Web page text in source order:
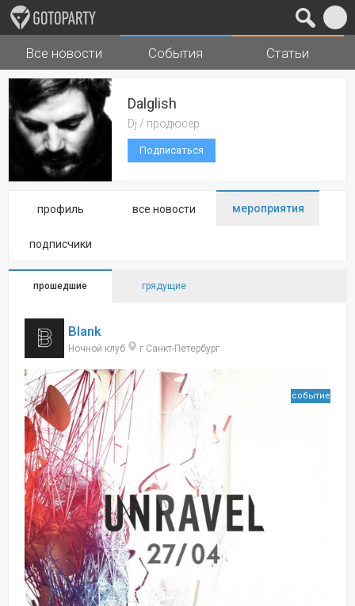
Города Музыка
Все новости События Статьи
Dalglish
Dj / продюсер
Подписаться
профиль все новости мероприятия
подписчики
прошедшие грядущие
Blank
Ночной клуб г Санкт-Петербург
событие